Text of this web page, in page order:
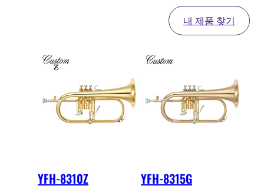
내 제품 찾기
YFH-8310Z YFH-8315G